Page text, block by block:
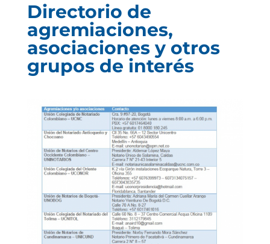
Directorio de
agremiaciones,
asociaciones y otros
grupos de interés